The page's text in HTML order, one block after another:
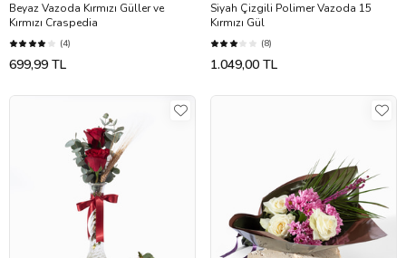
Beyaz Vazoda Kırmızı Güller ve
Kırmızı Craspedia
(4)
699,99 TL
Siyah Çizgili Polimer Vazoda 15
Kırmızı Gül
(8)
1.049,00 TL